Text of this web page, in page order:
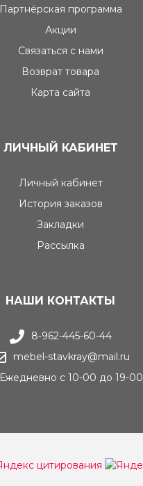
Партнёрская программа
Акции
Связаться с нами
Возврат товара
Карта сайта
ЛИЧНЫЙ КАБИНЕТ
Личный кабинет
История заказов
Закладки
Рассылка
НАШИ КОНТАКТЫ
8-962-445-60-44
mebel-stavkray@mail.ru
Ежедневно с 10-00 до 19-00